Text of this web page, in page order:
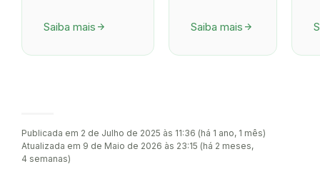
Saiba mais arrow_forward Saiba mais arrow_forward
Publicada em 2 de Julho de 2025 às 11:36 (há 1 ano, 1 mês)
Atualizada em 9 de Maio de 2026 às 23:15 (há 2 meses,
4 semanas)